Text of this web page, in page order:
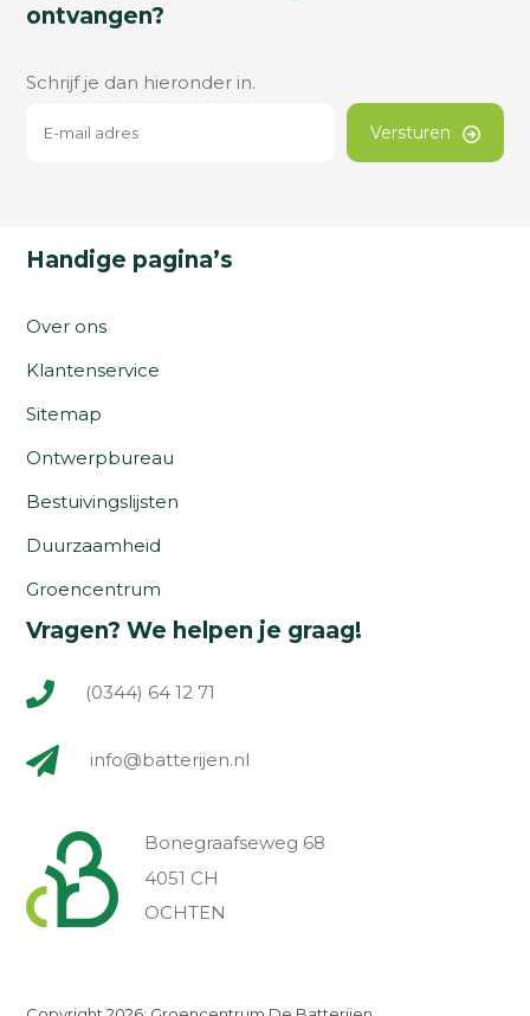
ontvangen?
Schrijf je dan hieronder in.
Versturen
Handige pagina’s
Over ons
Klantenservice
Sitemap
Ontwerpbureau
Bestuivingslijsten
Duurzaamheid
Groencentrum
Vragen? We helpen je graag!
(0344) 64 12 71
info@batterijen.nl
Bonegraafseweg 68
4051 CH
OCHTEN